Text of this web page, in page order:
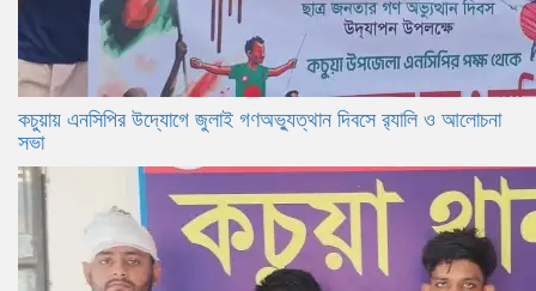
কচুয়ায় এনসিপির উদ্যোগে জুলাই গণঅভ্যুত্থান দিবসে র‌্যালি ও আলোচনা
সভা